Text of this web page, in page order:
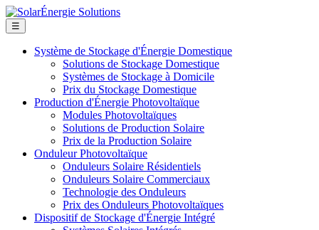
☰
Système de Stockage d'Énergie Domestique
Solutions de Stockage Domestique
Systèmes de Stockage à Domicile
Prix du Stockage Domestique
Production d'Énergie Photovoltaïque
Modules Photovoltaïques
Solutions de Production Solaire
Prix de la Production Solaire
Onduleur Photovoltaïque
Onduleurs Solaire Résidentiels
Onduleurs Solaire Commerciaux
Technologie des Onduleurs
Prix des Onduleurs Photovoltaïques
Dispositif de Stockage d'Énergie Intégré